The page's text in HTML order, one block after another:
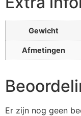
Gewicht
Afmetingen
Er zijn nog geen